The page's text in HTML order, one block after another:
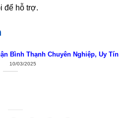
để hỗ trợ.
Bình Thạnh Chuyên Nghiệp, Uy Tín
10/03/2025